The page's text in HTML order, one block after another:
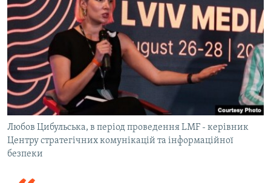
Любов Цибульська, в період проведення LMF - керівник
Центру стратегічних комунікацій та інформаційної
безпеки